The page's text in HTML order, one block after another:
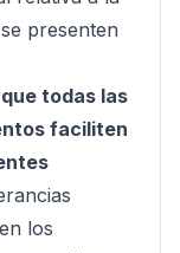
presenten
todas las
faciliten
los